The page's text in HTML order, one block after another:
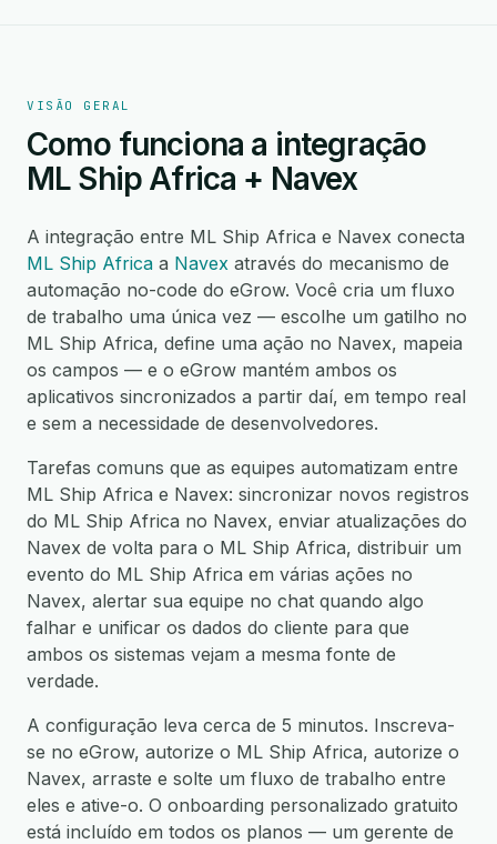
VISÃO GERAL
Como funciona a integração
ML Ship Africa + Navex
A integração entre ML Ship Africa e Navex conecta
ML Ship Africa a Navex através do mecanismo de
automação no-code do eGrow. Você cria um fluxo
de trabalho uma única vez — escolhe um gatilho no
ML Ship Africa, define uma ação no Navex, mapeia
os campos — e o eGrow mantém ambos os
aplicativos sincronizados a partir daí, em tempo real
e sem a necessidade de desenvolvedores.
Tarefas comuns que as equipes automatizam entre
ML Ship Africa e Navex: sincronizar novos registros
do ML Ship Africa no Navex, enviar atualizações do
Navex de volta para o ML Ship Africa, distribuir um
evento do ML Ship Africa em várias ações no
Navex, alertar sua equipe no chat quando algo
falhar e unificar os dados do cliente para que
ambos os sistemas vejam a mesma fonte de
verdade.
A configuração leva cerca de 5 minutos. Inscreva-
se no eGrow, autorize o ML Ship Africa, autorize o
Navex, arraste e solte um fluxo de trabalho entre
eles e ative-o. O onboarding personalizado gratuito
está incluído em todos os planos — um gerente de